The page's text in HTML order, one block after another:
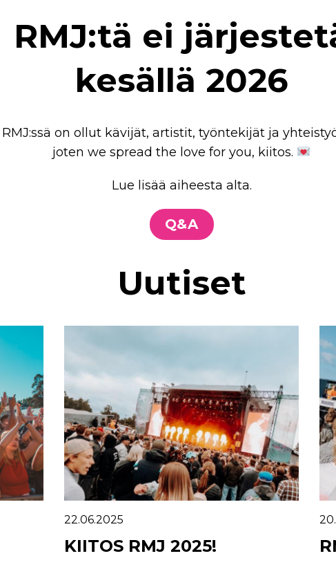
RMJ:tä ei
kesällä 2026
RMJ:ssä on ollut kävijät, artistit, työntekijät ja
joten we spread the love for you, kiitos.
Lue lisää aiheesta alta.
Q&A
Uutiset
22.06.2025
KIITOS RMJ 2025!